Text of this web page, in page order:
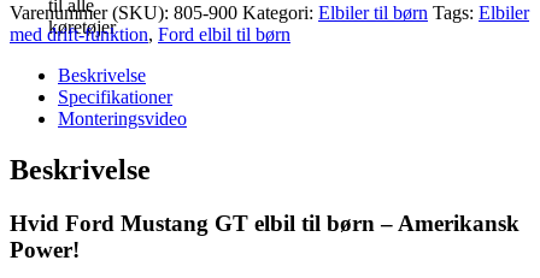
Varenummer (SKU): 805-900 Kategori: Elbiler til børn Tags: Elbiler
med drift-funktion, Ford elbil til børn
Beskrivelse
Specifikationer
Monteringsvideo
Beskrivelse
Hvid Ford Mustang GT elbil til børn – Amerikansk
Power!